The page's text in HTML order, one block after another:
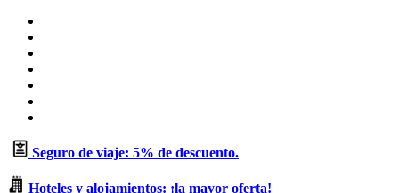
Seguro de viaje: 5% de descuento.
Hoteles y alojamientos: ¡la mayor oferta!